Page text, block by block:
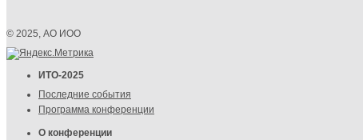
© 2025, АО ИОО
ИТО-2025
Последние события
Программа конференции
О конференции